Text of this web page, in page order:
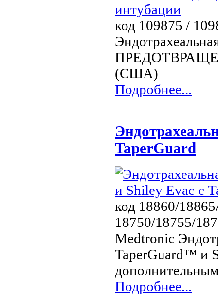
код 109875 /
(США)
Подробнее...
TaperGuard
код 18860/
18750/18755/
Medtronic
TaperGuard™ и
Подробнее...